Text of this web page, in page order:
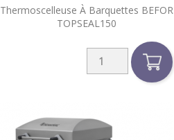
Thermoscelleuse À Barquettes BEFOR
TOPSEAL150
Aperçu rapide